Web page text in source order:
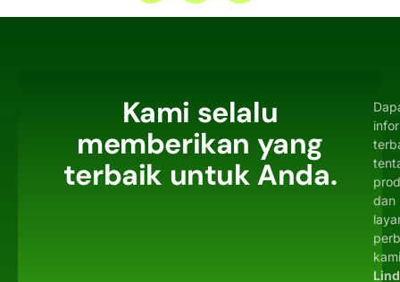
Kami selalu
memberikan yang
terbaik untuk Anda.
dan